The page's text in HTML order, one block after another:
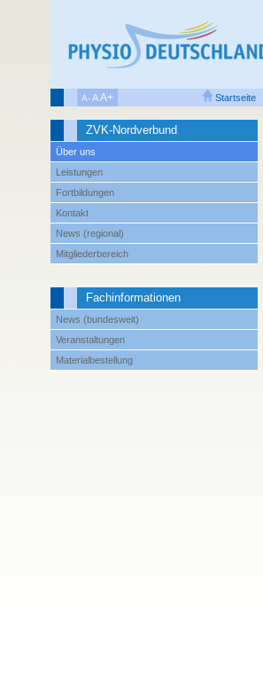
A-A A+ Startseite
ZVK-Nordverbund
Über uns
Leistungen
Fortbildungen
Kontakt
News (regional)
Mitgliederbereich
Fachinformationen
News (bundesweit)
Veranstaltungen
Materialbestellung